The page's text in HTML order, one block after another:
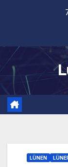
LÜNEN